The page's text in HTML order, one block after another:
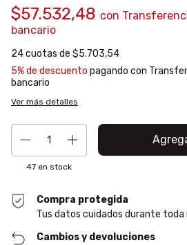
$57.532,48 con
bancario
24cuotas de $5.703,54
5% de descuento pagando con
bancario
Ver más detalles
47 en stock
Compra protegida
Tus datos cuidados durante toda
Cambios y devoluciones